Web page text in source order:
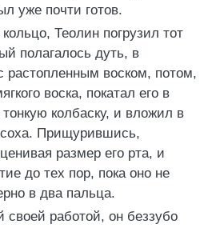
уже почти готов.
Теолин погрузил тот
полагалось дуть, в
растопленным воском, потом,
воска, покатал его в
колбаску, и вложил в
Прищурившись,
размер его рта, и
до тех пор, пока оно не
в два пальца.
своей работой, он беззубо